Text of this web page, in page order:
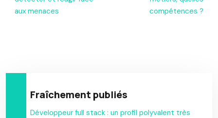
aux menaces
compétences ?
Fraîchement publiés
Développeur full stack : un profil polyvalent très